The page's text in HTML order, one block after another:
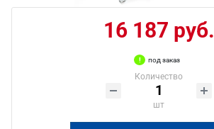
16 187 руб.
под заказ
Количество
шт